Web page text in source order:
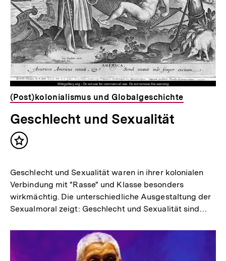
(Post)kolonialismus und Globalgeschichte
Geschlecht und Sexualität
Inhalt
Geschlecht und Sexualität waren in ihrer kolonialen
Verbindung mit "Rasse" und Klasse besonders
wirkmächtig. Die unterschiedliche Ausgestaltung der
Sexualmoral zeigt: Geschlecht und Sexualität sind…